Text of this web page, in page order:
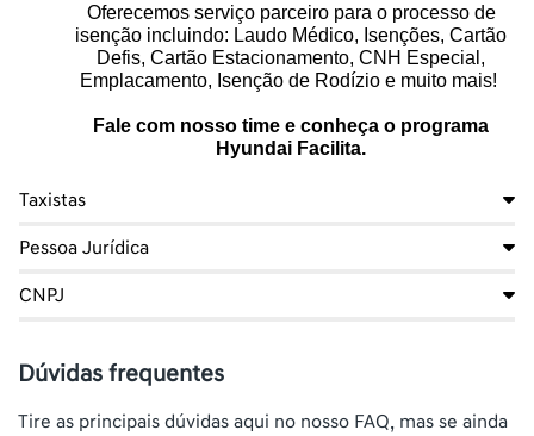
Oferecemos serviço parceiro para o processo de
isenção incluindo: Laudo Médico, Isenções, Cartão
Defis, Cartão Estacionamento, CNH Especial,
Emplacamento, Isenção de Rodízio e muito mais!
Fale com nosso time e conheça o programa
Hyundai Facilita.
Taxistas
Pessoa Jurídica
CNPJ
Dúvidas frequentes
Tire as principais dúvidas aqui no nosso FAQ, mas se ainda